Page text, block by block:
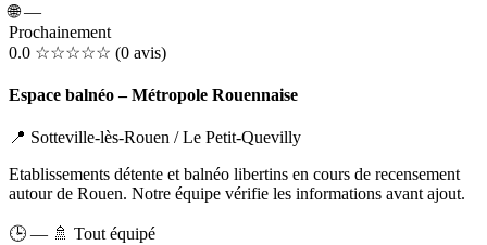
🌐—
Prochainement
0.0 ☆☆☆☆☆ (0 avis)
Espace balnéo – Métropole Rouennaise
📍 Sotteville-lès-Rouen / Le Petit-Quevilly
Etablissements détente et balnéo libertins en cours de recensement
autour de Rouen. Notre équipe vérifie les informations avant ajout.
🕒 — 🚿 Tout équipé